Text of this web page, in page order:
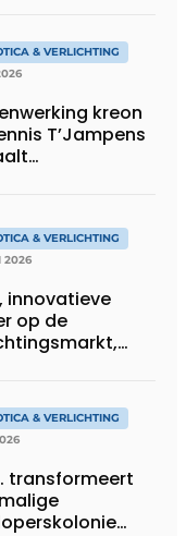
& VERLICHTING
kreon
T’Jampens
verlichting
& VERLICHTING
2026
innovatieve
op de
& VERLICHTING
transformeert